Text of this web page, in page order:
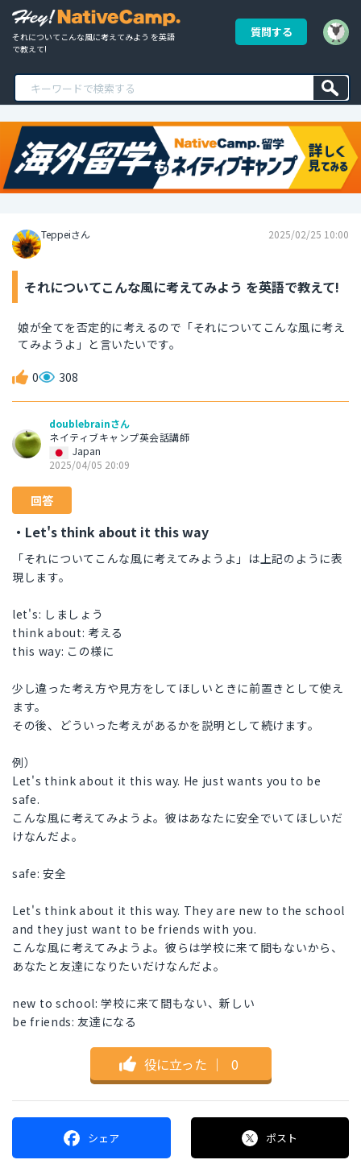
それについてこんな風に考えてみよう を英語
で教えて!
質問する
Teppeiさん 2025/02/25 10:00
それについてこんな風に考えてみよう を英語で教えて!
娘が全てを否定的に考えるので「それについてこんな風に考え
てみようよ」と言いたいです。
0 308
doublebrainさん
ネイティブキャンプ英会話講師
Japan
2025/04/05 20:09
回答
・Let's think about it this way
「それについてこんな風に考えてみようよ」は上記のように表
現します。
let's: しましょう
think about: 考える
this way: この様に
少し違った考え方や見方をしてほしいときに前置きとして使え
ます。
その後、どういった考えがあるかを説明として続けます。
例）
Let's think about it this way. He just wants you to be
safe.
こんな風に考えてみようよ。彼はあなたに安全でいてほしいだ
けなんだよ。
safe: 安全
Let's think about it this way. They are new to the school
and they just want to be friends with you.
こんな風に考えてみようよ。彼らは学校に来て間もないから、
あなたと友達になりたいだけなんだよ。
new to school: 学校に来て間もない、新しい
be friends: 友達になる
役に立った ｜ 0
シェア ポスト